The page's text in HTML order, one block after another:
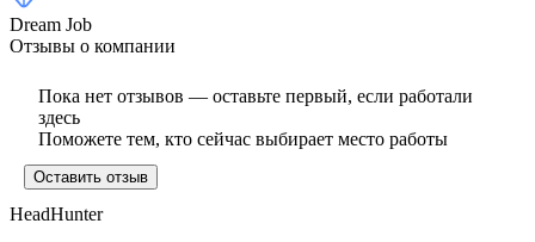
Dream Job
Отзывы о компании
Пока нет отзывов — оставьте первый, если работали
здесь
Поможете тем, кто сейчас выбирает место работы
Оставить отзыв
HeadHunter